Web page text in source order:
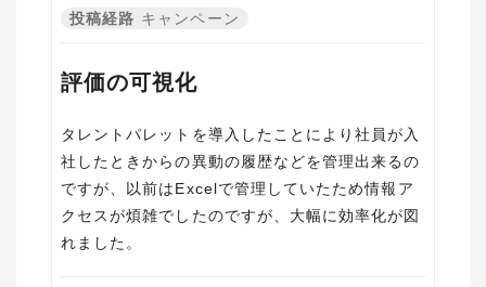
投稿経路 キャンペーン
評価の可視化
タレントパレットを導入したことにより社員が入
社したときからの異動の履歴などを管理出来るの
ですが、以前はExcelで管理していたため情報ア
クセスが煩雑でしたのですが、大幅に効率化が図
れました。